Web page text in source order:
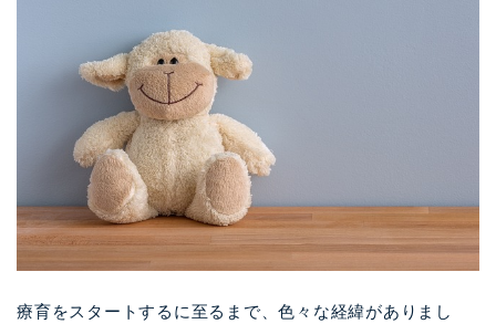
療育をスタートするに至るまで、色々な経緯がありまし